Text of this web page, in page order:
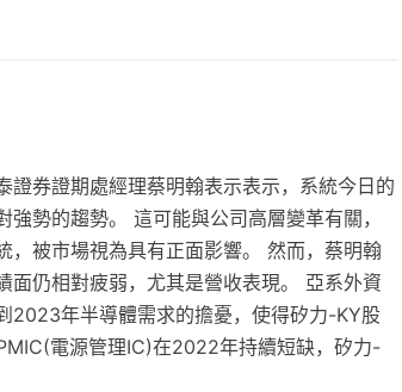
券證期處經理蔡明翰表示表示，系統今日的
勢的趨勢。 這可能與公司高層變革有關，
被市場視為具有正面影響。 然而，蔡明翰
面仍相對疲弱，尤其是營收表現。 亞系外資
2023年半導體需求的擔憂，使得矽力-KY股
電源管理IC)在2022年持續短缺，矽力-